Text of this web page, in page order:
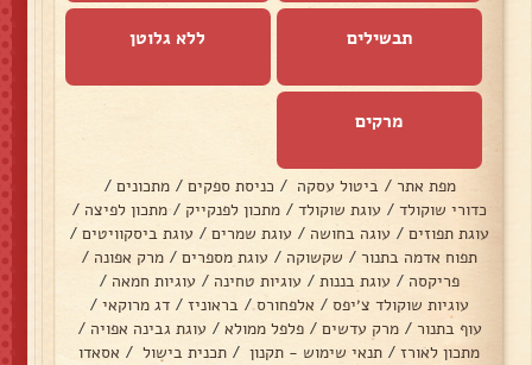
תבשילים ללא גלוטן
מרקים
מפת אתר / ביטול עסקה / כניסת ספקים / מתכונים /
כדורי שוקולד / עוגת שוקולד / מתכון לפנקייק / מתכון לפיצה /
עוגת תפוזים / עוגה בחושה / עוגת שמרים / עוגת ביסקוויטים /
תפוח אדמה בתנור / שקשוקה / עוגת מספרים / מרק אפונה /
פריקסה / עוגת בננות / עוגיות טחינה / עוגיות חמאה /
עוגיות שוקולד צ׳יפס / אלפחורס/ בראוניז / דג מרוקאי /
עוף בתנור / מרק עדשים / פלפל ממולא / עוגת גבינה אפויה /
מתכון לאורז / תנאי שימוש - תקנון / תכנית בישול / אסאדו